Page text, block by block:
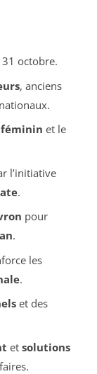
octobre.
, anciens
et le
l’initiative
.
pour
.
les
.
et des
et solutions